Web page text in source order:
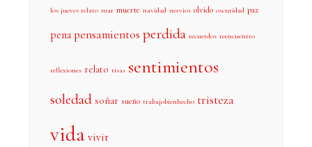
los jueves relato mar muerte navidad nervios olvido oscuridad paz
pena pensamientos perdida recuerdos reencuentro
reflexiones relato risas sentimientos
soledad soñar sueño trabajobienhecho tristeza
vida vivir